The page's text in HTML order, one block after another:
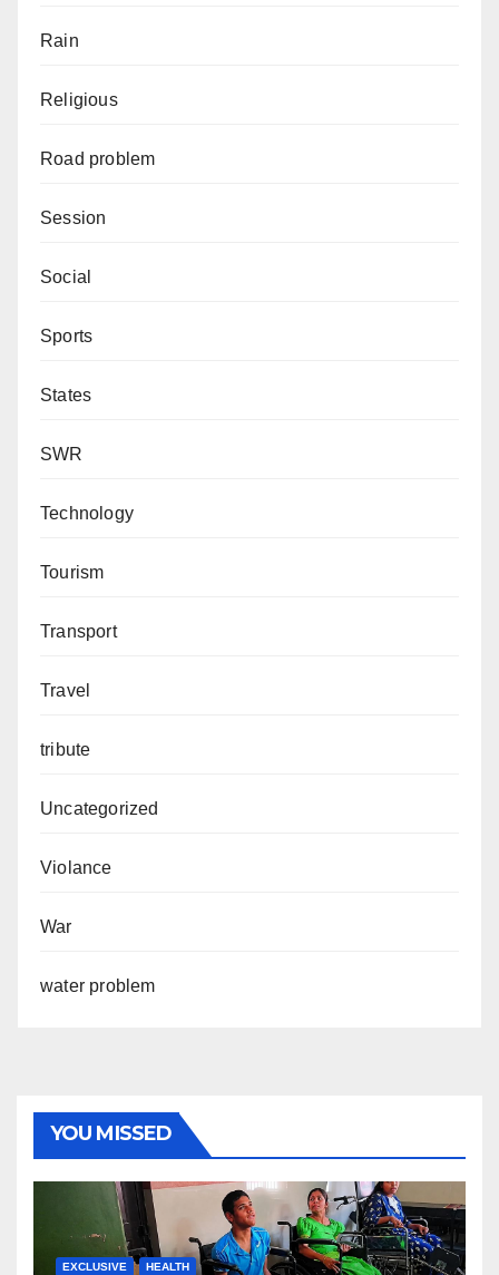
Rain
Religious
Road problem
Session
Social
Sports
States
SWR
Technology
Tourism
Transport
Travel
tribute
Uncategorized
Violance
War
water problem
YOU MISSED
EXCLUSIVE HEALTH